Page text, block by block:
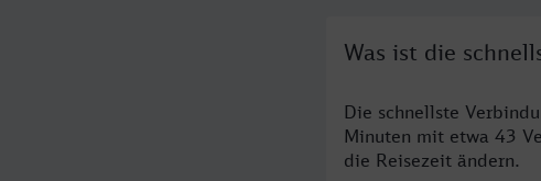
Was ist die
Die schnellste
Minuten mit etwa 43
die Reisezeit ändern.